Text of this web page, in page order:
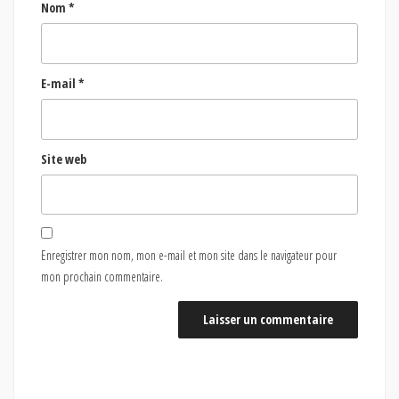
Nom *
E-mail *
Site web
Enregistrer mon nom, mon e-mail et mon site dans le navigateur pour
mon prochain commentaire.